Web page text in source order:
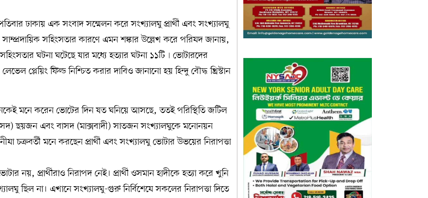
ঢাকায় এক সংবাদ সম্মেলন করে সংখ্যালঘু প্রার্থী এবং সংখ্যালঘু
সহিংসতার কারণে এমন শঙ্কার উল্লেখ করে পরিষদ জানায়,
ঘটনা ঘটেছে যার মধ্যে হত্যার ঘটনা ১১টি৷ ভোটারদের
প্লেয়িং ফিল্ড নিশ্চিত করার দাবিও জানানো হয় হিন্দু বৌদ্ধ খ্রিস্টান
মনে করেন ভোটের দিন যত ঘনিয়ে আসছে, ততই পরিস্থিতি জটিল
ছয়জন এবং বাসদ (মাক্সবাদী) সাতজন সংখ্যালঘুকে মনোনয়ন
চক্রবর্তী মনে করছেন প্রার্থী এবং সংখ্যালঘু ভোটার উভয়ের নিরাপত্তা
নয়, প্রার্থীরাও নিরাপদ নেই। প্রার্থী ওসমান হাদীকে হত্যা করে খুনি
ছিল না। এখানে সংখ্যালঘু-গুরু নির্বিশেষে সকলের নিরাপত্তা দিতে